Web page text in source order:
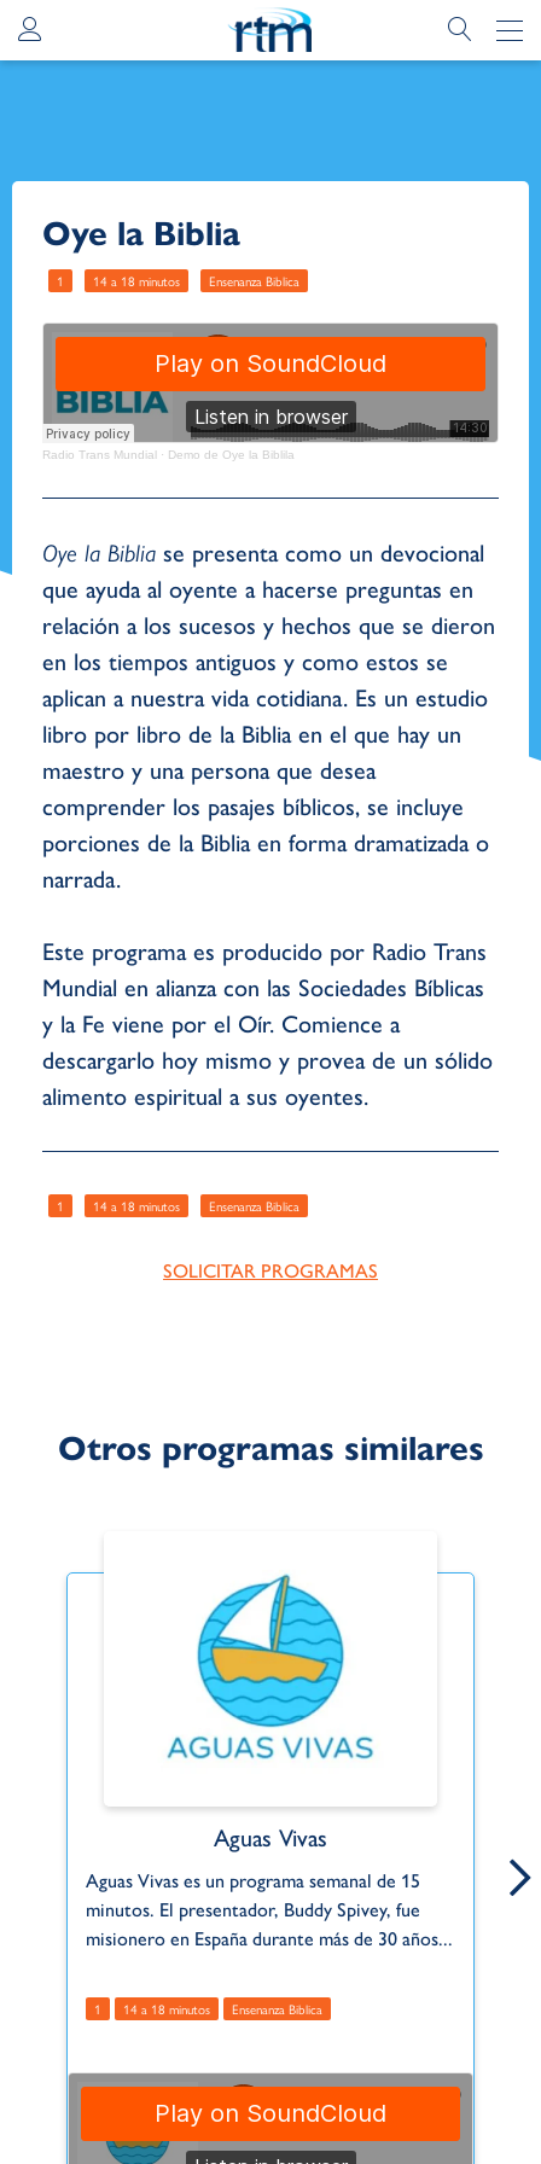
Oye la Biblia
1 14 a 18 minutos Ensenanza Biblica
Radio Trans Mundial · Demo de Oye la Biblila
Oye la Biblia se presenta como un devocional
que ayuda al oyente a hacerse preguntas en
relación a los sucesos y hechos que se dieron
en los tiempos antiguos y como estos se
aplican a nuestra vida cotidiana. Es un estudio
libro por libro de la Biblia en el que hay un
maestro y una persona que desea
comprender los pasajes bíblicos, se incluye
porciones de la Biblia en forma dramatizada o
narrada.
Este programa es producido por Radio Trans
Mundial en alianza con las Sociedades Bíblicas
y la Fe viene por el Oír. Comience a
descargarlo hoy mismo y provea de un sólido
alimento espiritual a sus oyentes.
1 14 a 18 minutos Ensenanza Biblica
SOLICITAR PROGRAMAS
Otros programas similares
Aguas Vivas
Aguas Vivas es un programa semanal de 15
minutos. El presentador, Buddy Spivey, fue
misionero en España durante más de 30 años...
1 14 a 18 minutos Ensenanza Biblica